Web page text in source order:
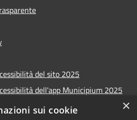
del sito 2025
dell'app Municipium 2025
2025
×
sui cookie